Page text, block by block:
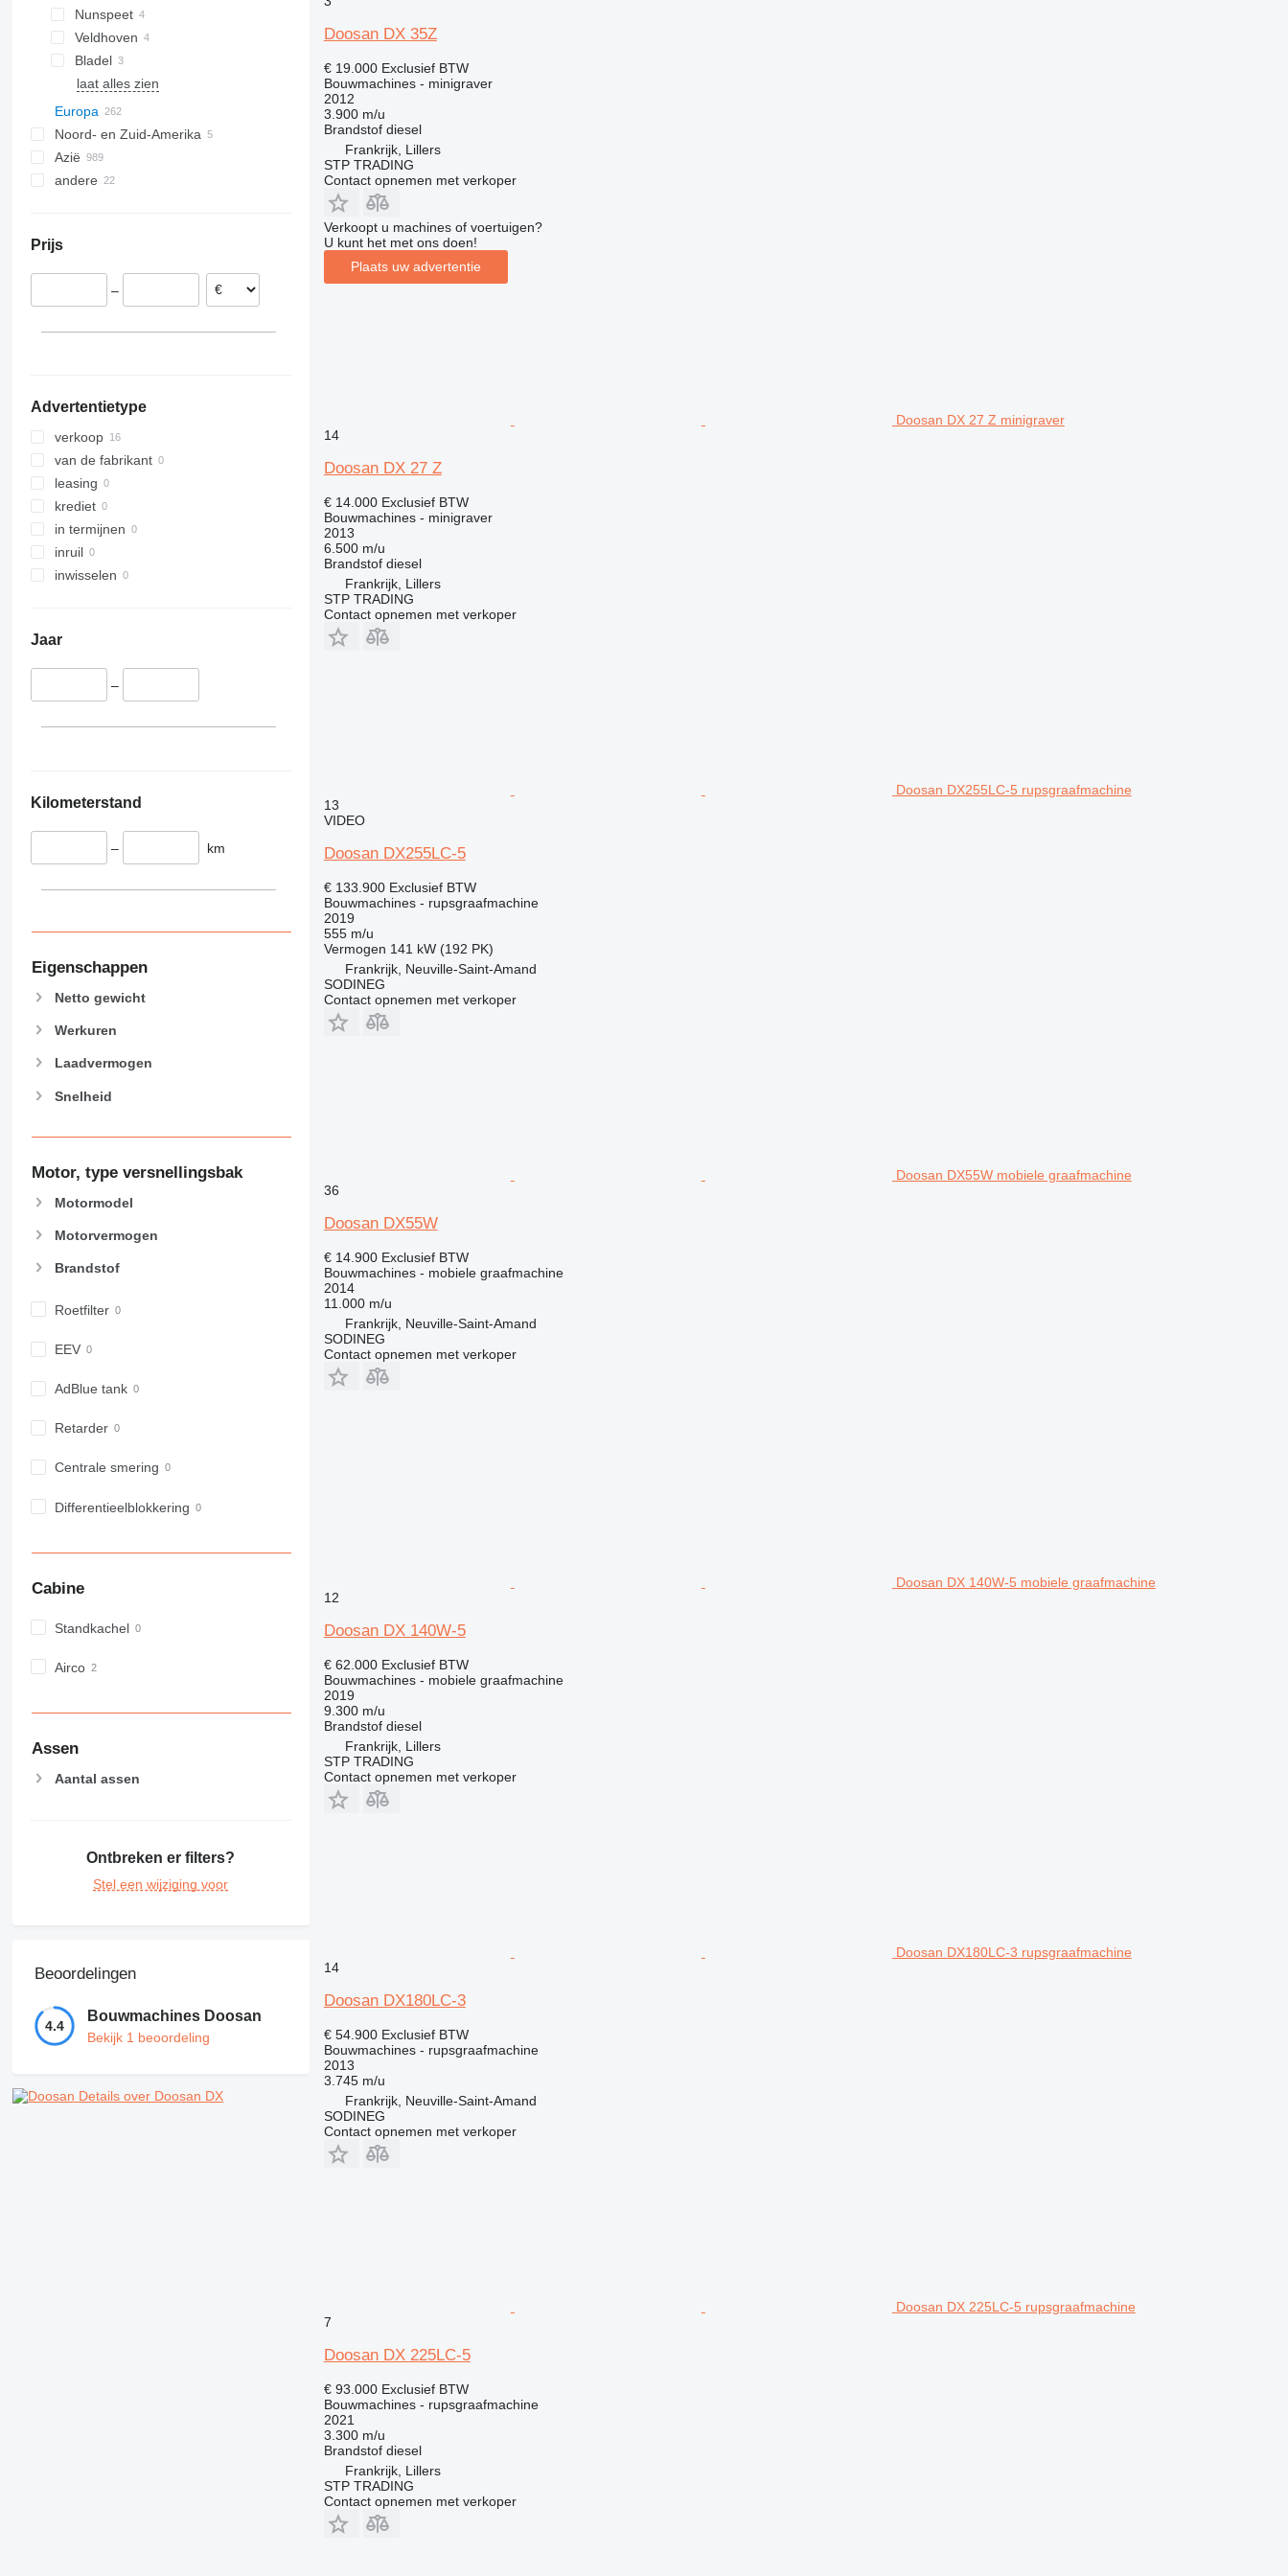
326
329
330
336
390
432
826
906
972
973
980
988
AP
D series
GC
Nunspeet
Veldhoven
Bladel
laat alles zien
Europa
Polen
Duitsland
Litouwen
Neuville-Saint-Amand
Illkirch-Graffenstaden
Finland
België
Noord- en Zuid-Amerika
Mexico
VS
Azië
China
Georgië
andere
Peru
Kameroen
Prijs
–
Advertentietype
verkoop
van de fabrikant
leasing
krediet
in termijnen
inruil
inwisselen
Jaar
–
Kilometerstand
– km
Eigenschappen
Netto gewicht
Werkuren
Laadvermogen
Snelheid
Motor, type versnellingsbak
Motormodel
Motorvermogen
Brandstof
Roetfilter
EEV
AdBlue tank
Retarder
Centrale smering
Differentieelblokkering
Cabine
Standkachel
Airco
Assen
Aantal assen
Ontbreken er filters?
Stel een wijziging voor
Beoordelingen
4.4
Bouwmachines Doosan
Bekijk 1 beoordeling
Details over Doosan DX
Doosan DX 35Z
€ 19.000 Exclusief BTW
Bouwmachines - minigraver
2012
3.900 m/u
Brandstof diesel
Frankrijk, Lillers
STP TRADING
Contact opnemen met verkoper
Verkoopt u machines of voertuigen?
U kunt het met ons doen!
Plaats uw advertentie
Doosan DX 27 Z minigraver
14
Doosan DX 27 Z
€ 14.000 Exclusief BTW
Bouwmachines - minigraver
2013
6.500 m/u
Brandstof diesel
Frankrijk, Lillers
STP TRADING
Contact opnemen met verkoper
Doosan DX255LC-5 rupsgraafmachine
13
VIDEO
Doosan DX255LC-5
€ 133.900 Exclusief BTW
Bouwmachines - rupsgraafmachine
2019
555 m/u
Vermogen 141 kW (192 PK)
Frankrijk, Neuville-Saint-Amand
SODINEG
Contact opnemen met verkoper
Doosan DX55W mobiele graafmachine
36
Doosan DX55W
€ 14.900 Exclusief BTW
Bouwmachines - mobiele graafmachine
2014
11.000 m/u
Frankrijk, Neuville-Saint-Amand
SODINEG
Contact opnemen met verkoper
Doosan DX 140W-5 mobiele graafmachine
12
Doosan DX 140W-5
€ 62.000 Exclusief BTW
Bouwmachines - mobiele graafmachine
2019
9.300 m/u
Brandstof diesel
Frankrijk, Lillers
STP TRADING
Contact opnemen met verkoper
Doosan DX180LC-3 rupsgraafmachine
14
Doosan DX180LC-3
€ 54.900 Exclusief BTW
Bouwmachines - rupsgraafmachine
2013
3.745 m/u
Frankrijk, Neuville-Saint-Amand
SODINEG
Contact opnemen met verkoper
Doosan DX 225LC-5 rupsgraafmachine
7
Doosan DX 225LC-5
€ 93.000 Exclusief BTW
Bouwmachines - rupsgraafmachine
2021
3.300 m/u
Brandstof diesel
Frankrijk, Lillers
STP TRADING
Contact opnemen met verkoper